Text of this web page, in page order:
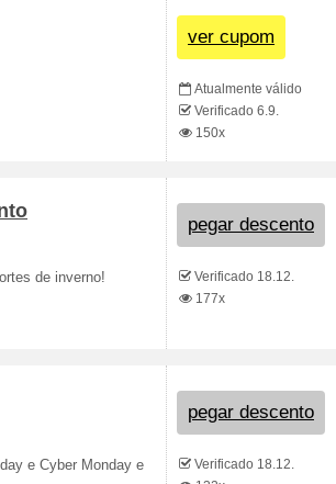
ver cupom
Atualmente válido
Verificado 6.9.
150x
de inverno!
pegar descento
Verificado 18.12.
177x
e Cyber Monday e
pegar descento
Verificado 18.12.